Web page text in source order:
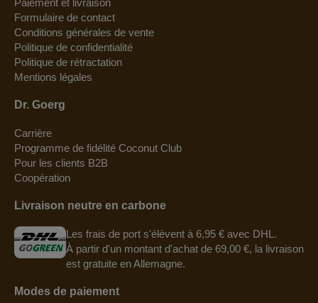
Formulaire de contact
Conditions générales de vente
Politique de confidentialité
Politique de rétractation
Mentions légales
Dr. Goerg
Carrière
Programme de fidélité Coconut Club
Pour les clients B2B
Coopération
Livraison neutre en carbone
Les frais de port s'élèvent à 6,95 € avec DHL.
À partir d'un montant d'achat de 69,00 €, la livraison
est gratuite en Allemagne.
Modes de paiement